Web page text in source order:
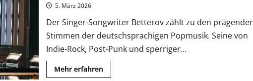
5. März 2026
Der Singer-Songwriter Betterov zählt zu den
Stimmen der deutschsprachigen Popmusik. Seine von
Indie-Rock, Post-Punk und sperriger...
Mehr erfahrenMehr
Informationen